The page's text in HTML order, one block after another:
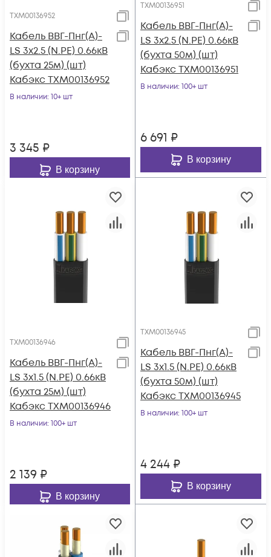
ТХМ00136952
Кабель ВВГ-Пнг(А)-
LS 3х2.5 (N.PE) 0.66кВ
(бухта 25м) (шт)
Кабэкс ТХМ00136952
В наличии: 10+ шт
3 345 ₽
В корзину
ТХМ00136951
Кабель ВВГ-Пнг(А)-
LS 3х2.5 (N.PE) 0.66кВ
(бухта 50м) (шт)
Кабэкс ТХМ00136951
В наличии: 100+ шт
6 691 ₽
В корзину
ТХМ00136946
Кабель ВВГ-Пнг(А)-
LS 3х1.5 (N.PE) 0.66кВ
(бухта 25м) (шт)
Кабэкс ТХМ00136946
В наличии: 100+ шт
2 139 ₽
В корзину
ТХМ00136945
Кабель ВВГ-Пнг(А)-
LS 3х1.5 (N.PE) 0.66кВ
(бухта 50м) (шт)
Кабэкс ТХМ00136945
В наличии: 100+ шт
4 244 ₽
В корзину